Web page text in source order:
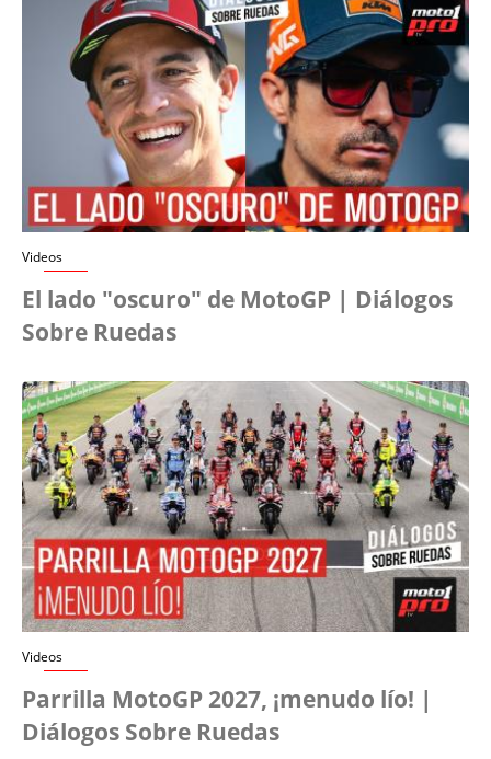
Videos
El lado "oscuro" de MotoGP | Diálogos
Sobre Ruedas
Videos
Parrilla MotoGP 2027, ¡menudo lío! |
Diálogos Sobre Ruedas